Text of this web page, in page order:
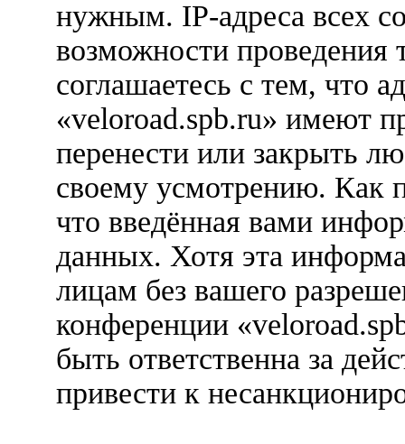
нужным. IP-адреса всех
возможности
соглашаетесь с тем, что
«veloroad.spb.ru» имеют
перенести или закрыть
своему усмотрению. Как
что введённая вами
данных. Хотя эта
лицам без вашего
конференции
быть ответственна за
привести к